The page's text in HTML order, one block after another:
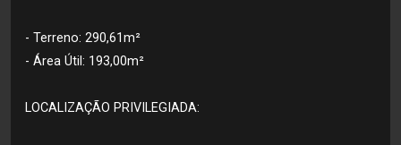
- Terreno: 290,61m²
- Área Útil: 193,00m²
LOCALIZAÇÃO PRIVILEGIADA: